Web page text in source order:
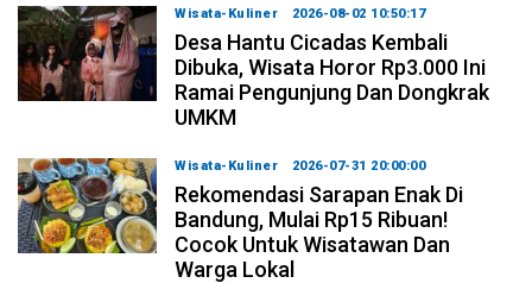
Wisata-Kuliner 2026-08-02 10:50:17
Desa Hantu Cicadas Kembali
Dibuka, Wisata Horor Rp3.000 Ini
Ramai Pengunjung Dan Dongkrak
UMKM
Wisata-Kuliner 2026-07-31 20:00:00
Rekomendasi Sarapan Enak Di
Bandung, Mulai Rp15 Ribuan!
Cocok Untuk Wisatawan Dan
Warga Lokal